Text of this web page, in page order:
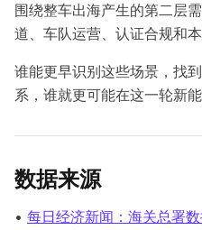
围绕整车出海产生的第二层
道、车队运营、认证合规和本
谁能更早识别这些场景，找
系，谁就更可能在这一轮新
数据来源
• 每日经济新闻：海关总署